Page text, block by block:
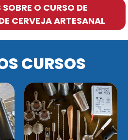
O CURSO DE
CERVEJA ARTESANAL
CURSOS